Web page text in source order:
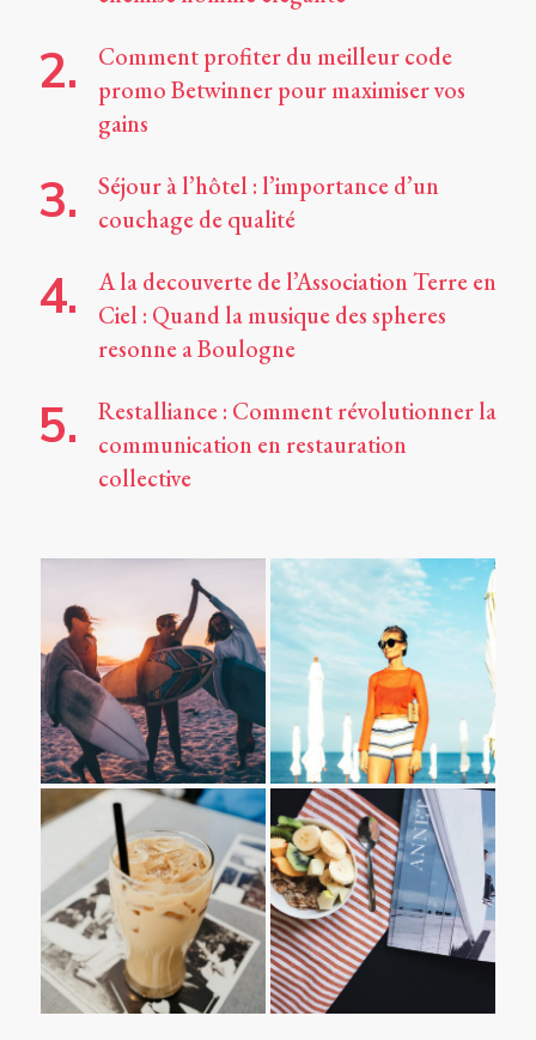
Comment profiter du meilleur code
promo Betwinner pour maximiser vos
gains
Séjour à l’hôtel : l’importance d’un
couchage de qualité
A la decouverte de l’Association Terre en
Ciel : Quand la musique des spheres
resonne a Boulogne
Restalliance : Comment révolutionner la
communication en restauration
collective